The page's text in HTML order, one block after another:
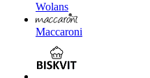
Wolans
Maccaroni